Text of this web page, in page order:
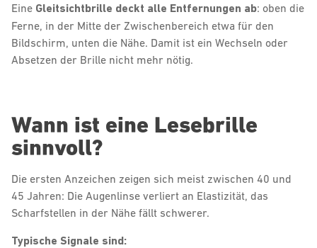
Eine Gleitsichtbrille deckt alle Entfernungen ab: oben die
Ferne, in der Mitte der Zwischenbereich etwa für den
Bildschirm, unten die Nähe. Damit ist ein Wechseln oder
Absetzen der Brille nicht mehr nötig.
Wann ist eine Lesebrille
sinnvoll?
Die ersten Anzeichen zeigen sich meist zwischen 40 und
45 Jahren: Die Augenlinse verliert an Elastizität, das
Scharfstellen in der Nähe fällt schwerer.
Typische Signale sind: